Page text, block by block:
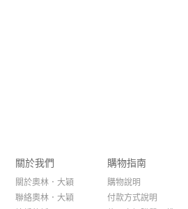
關於我們
關於奧林．大穎
聯絡奧林．大穎
購物指南
購物說明
付款方式說明